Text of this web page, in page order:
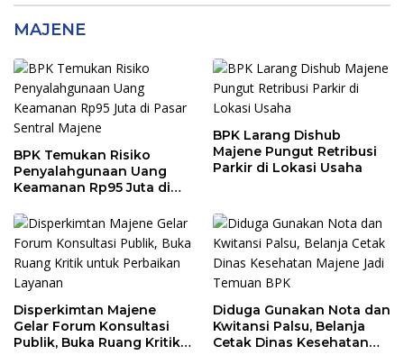
MAJENE
BPK Temukan Risiko
Penyalahgunaan Uang
Keamanan Rp95 Juta di
BPK Larang Dishub
Majene Pungut Retribusi
Parkir di Lokasi Usaha
Disperkimtan Majene
Gelar Forum Konsultasi
Publik, Buka Ruang Kritik
Diduga Gunakan Nota dan
Kwitansi Palsu, Belanja
Cetak Dinas Kesehatan